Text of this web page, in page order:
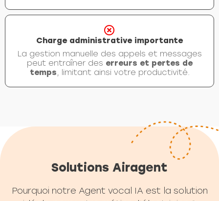
Charge administrative importante
La gestion manuelle des appels et messages
peut entraîner des erreurs et pertes de
temps, limitant ainsi votre productivité.
Solutions Airagent
Pourquoi notre Agent vocal IA est la solution